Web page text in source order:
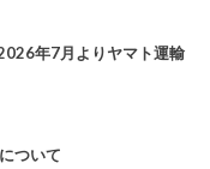
年7月よりヤマト運輸
ついて